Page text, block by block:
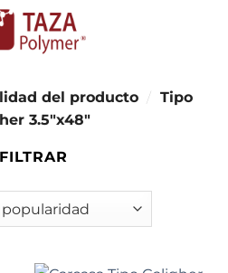
del producto / Tipo
3.5"x48"
FILTRAR